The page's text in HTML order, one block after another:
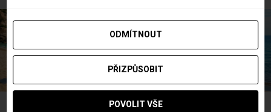
ODMÍTNOUT
PŘIZPŮSOBIT
POVOLIT VŠE